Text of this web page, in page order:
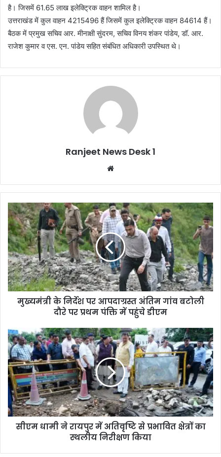
है। जिसमें 61.65 लाख इलेक्ट्रिक वाहन शामिल है।
उत्तराखंड में कुल वाहन 4215496 हैं जिसमें कुल इलेक्ट्रिक वाहन 84614 हैं।
बैठक में प्रमुख सचिव आर. मीनाक्षी सुंदरम, सचिव विनय शंकर पांडेय, डॉ. आर.
राजेश कुमार व एस. एन. पांडेय सहित संबंधित अधिकारी उपस्थित थे।
Ranjeet News Desk 1
te
मुख्यमंत्री के निर्देश पर आपदाग्रस्त अंतिम गांव बटोली
दौरे पर प्रथम पंक्ति में पहुंचे डीएम
सीएम धामी ने रायपुर में अतिवृष्टि से प्रभावित क्षेत्रों का
स्थलीय निरीक्षण किया